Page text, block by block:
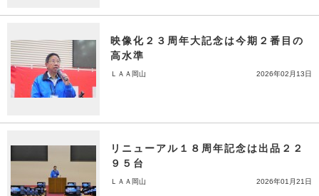
映像化２３周年大記念は今期２番目の
高水準
ＬＡＡ岡山 2026年02月13日
リニューアル１８周年記念は出品２２
９５台
ＬＡＡ岡山 2026年01月21日